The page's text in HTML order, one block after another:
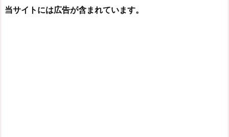
当サイトには広告が含まれています。